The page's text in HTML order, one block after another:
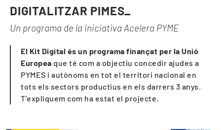
DIGITALITZAR PIMES_
Un programa de la iniciativa Acelera PYME
El Kit Digital és un programa finançat per la Unió
Europea que té com a objectiu concedir ajudes a
PYMES i autònoms en tot el territori nacional en
tots els sectors productius en els darrers 3 anys.
T’expliquem com ha estat el projecte.